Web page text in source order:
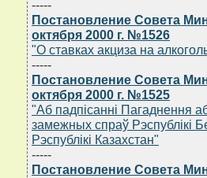
-----
Постановление Совета
октября 2000 г. №1526
"О ставках акциза на
-----
Постановление Совета
октября 2000 г. №1525
"Аб падпiсаннi Пагаднення
замежных спраў Рэспублiкi
Рэспублiкi Казахстан"
-----
Постановление Совета